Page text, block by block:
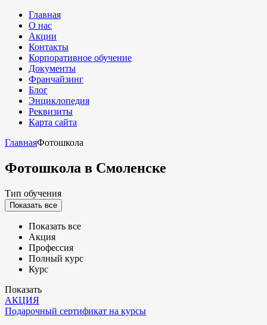
Главная
О нас
Акции
Контакты
Корпоративное обучение
Документы
Франчайзинг
Блог
Энциклопедия
Реквизиты
Карта сайта
ГлавнаяФотошкола
Фотошкола в Смоленске
Тип обучения
Показать все
Показать все
Акция
Профессия
Полный курс
Курс
Показать
АКЦИЯ
Подарочный сертификат на курсы